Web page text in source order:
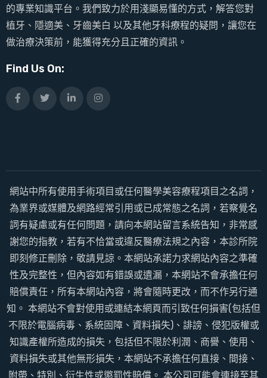
的專業知識平台。我們致力於用淺顯易懂的方式，解答您對
植牙、隱適美、牙齒美白 以及其他牙科療程的疑問，讓您在
做治療決策前，能獲得充分且正確的資訊。
Find Us On:
網站中所有使用手術項目或任何醫學美容療程項目之名詞，
為業界或媒體及網路經常引用或已成常態之名詞，若察覺名
詞有疑慮或有任何問題，請向本網站留言系統告知，非常感
謝您的指教，若有不恰當或違反醫療法規之內容，本診所院
即刻修正刪除，敬請見諒。本網站承諾力求網站內容之準確
性及完整性，但內容如有錯誤或遺漏，本網站不會承擔任何
賠償責任，所有本網站內容，將會隨時更改，而不作另行通
知。 本網站不會對使用或連結本網頁而引致任何損害(包括但
不限於電腦病毒、系統固障、資料損失)、誹謗、侵犯版權或
知識產權所造成的損失，包括但不限於利潤、商譽、使用、
資料損失或其他無形損失，本網站不承擔任何直接、間接、
附帶、特別、衍生性或懲罰性賠償。 本公司可能會連接至其